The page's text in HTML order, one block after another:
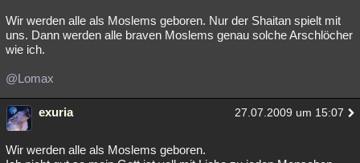
Wir werden alle als Moslems geboren. Nur der Shaitan spielt mit
uns. Dann werden alle braven Moslems genau solche Arschlöcher
wie ich.
@Lomax
exuria 27.07.2009 um 15:07
Wir werden alle als Moslems geboren.